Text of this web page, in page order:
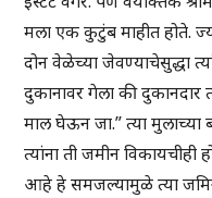
मला एक कुटुंब माहीत होते.
दोन वेळेच्या जेवण्याचेसुद्धा
दुकानावर गेला की दुकानदार
माल घेऊन जा.” त्या मुलाच्या
त्यांना ती जमीन
आहे हे समजल्यामुळे त्या